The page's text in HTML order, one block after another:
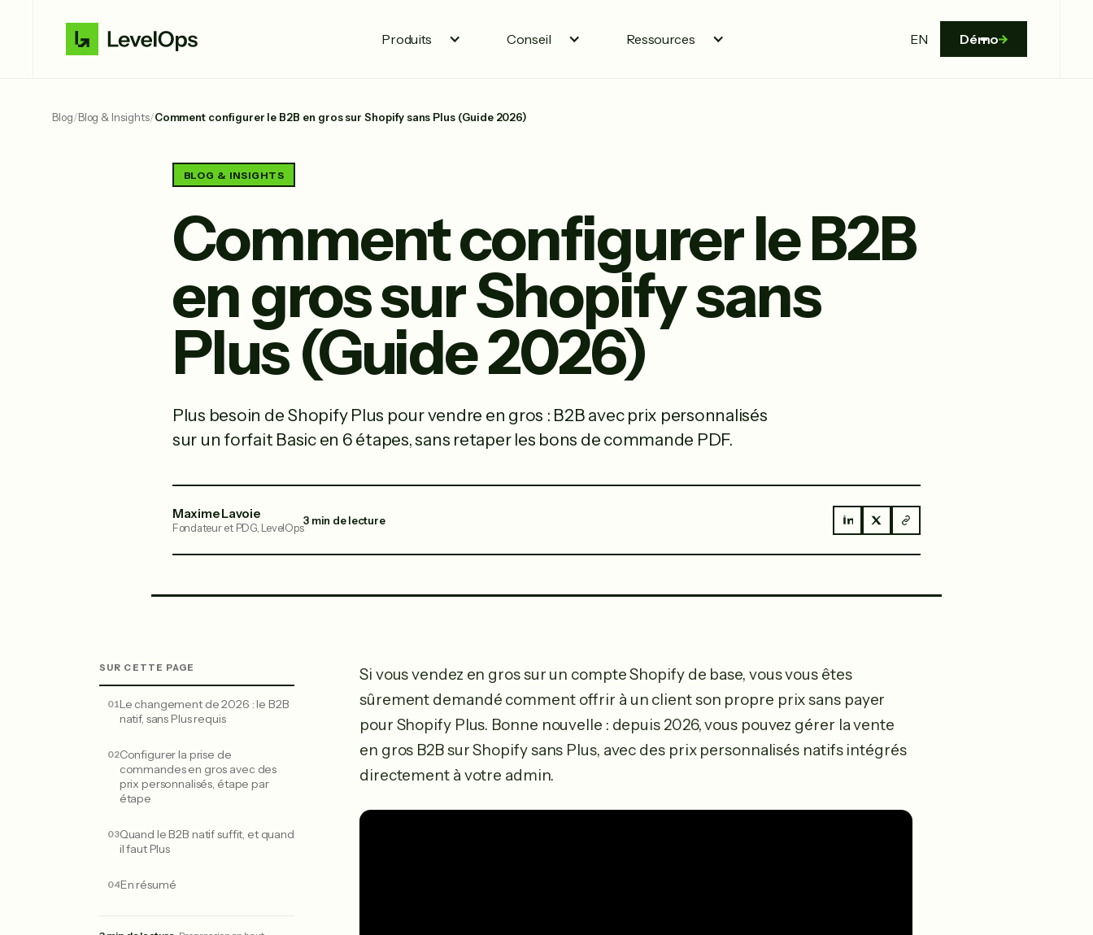
Produits Conseil Ressources EN Démo
Blog/Blog & Insights/Comment configurer le B2B en gros sur Shopify sans Plus (Guide 2026)
BLOG & INSIGHTS
Comment configurer le B2B
en gros sur Shopify sans
Plus (Guide 2026)
Plus besoin de Shopify Plus pour vendre en gros : B2B avec prix personnalisés
sur un forfait Basic en 6 étapes, sans retaper les bons de commande PDF.
Maxime Lavoie
Fondateur et PDG, LevelOps
3 min de lecture
SUR CETTE PAGE
Le changement de 2026 : le B2B
natif, sans Plus requis
Configurer la prise de
commandes en gros avec des
prix personnalisés, étape par
étape
Quand le B2B natif suffit, et quand
il faut Plus
En résumé
Si vous vendez en gros sur un compte Shopify de base, vous vous êtes
sûrement demandé comment offrir à un client son propre prix sans payer
pour Shopify Plus. Bonne nouvelle : depuis 2026, vous pouvez gérer la vente
en gros B2B sur Shopify sans Plus, avec des prix personnalisés natifs intégrés
directement à votre admin.